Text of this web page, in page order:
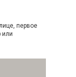
первое
или